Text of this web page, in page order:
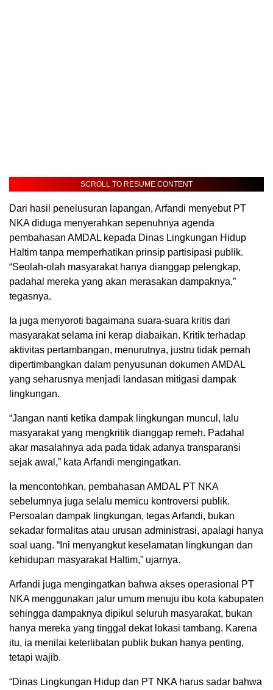
SCROLL TO RESUME CONTENT
Dari hasil penelusuran lapangan, Arfandi menyebut PT
NKA diduga menyerahkan sepenuhnya agenda
pembahasan AMDAL kepada Dinas Lingkungan Hidup
Haltim tanpa memperhatikan prinsip partisipasi publik.
“Seolah-olah masyarakat hanya dianggap pelengkap,
padahal mereka yang akan merasakan dampaknya,”
tegasnya.
Ia juga menyoroti bagaimana suara-suara kritis dari
masyarakat selama ini kerap diabaikan. Kritik terhadap
aktivitas pertambangan, menurutnya, justru tidak pernah
dipertimbangkan dalam penyusunan dokumen AMDAL
yang seharusnya menjadi landasan mitigasi dampak
lingkungan.
“Jangan nanti ketika dampak lingkungan muncul, lalu
masyarakat yang mengkritik dianggap remeh. Padahal
akar masalahnya ada pada tidak adanya transparansi
sejak awal,” kata Arfandi mengingatkan.
Ia mencontohkan, pembahasan AMDAL PT NKA
sebelumnya juga selalu memicu kontroversi publik.
Persoalan dampak lingkungan, tegas Arfandi, bukan
sekadar formalitas atau urusan administrasi, apalagi hanya
soal uang. “Ini menyangkut keselamatan lingkungan dan
kehidupan masyarakat Haltim,” ujarnya.
Arfandi juga mengingatkan bahwa akses operasional PT
NKA menggunakan jalur umum menuju ibu kota kabupaten
sehingga dampaknya dipikul seluruh masyarakat, bukan
hanya mereka yang tinggal dekat lokasi tambang. Karena
itu, ia menilai keterlibatan publik bukan hanya penting,
tetapi wajib.
“Dinas Lingkungan Hidup dan PT NKA harus sadar bahwa